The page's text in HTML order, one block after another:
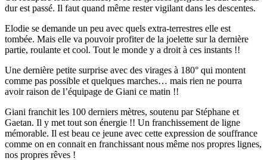
dur est passé. Il faut quand même rester vigilant dans les descentes.
Elodie se demande un peu avec quels extra-terrestres elle est
tombée. Mais elle va pouvoir profiter de la joelette sur la dernière
partie, roulante et cool. Tout le monde y a droit à ces instants !!
Une dernière petite surprise avec des virages à 180° qui montent
comme pas possible et quelques marches… mais rien ne pourra
avoir raison de l’équipage de Giani ce matin !!
Giani franchit les 100 derniers mètres, soutenu par Stéphane et
Gaetan. Il y met tout son énergie !! Un franchissement de ligne
mémorable. Il est beau ce jeune avec cette expression de souffrance
comme on en connait en franchissant nous même nos propres lignes,
nos propres rêves !